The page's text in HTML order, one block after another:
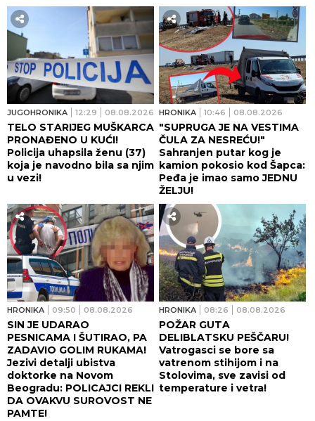
JUGOHRONIKA 12:29 08.08.2026
TELO STARIJEG MUŠKARCA
PRONAĐENO U KUĆI!
Policija uhapsila ženu (37)
koja je navodno bila sa njim
u vezi!
HRONIKA 10:46 08.08.2026
"SUPRUGA JE NA VESTIMA
ČULA ZA NESREĆU!"
Sahranjen putar kog je
kamion pokosio kod Šapca:
Peđa je imao samo JEDNU
ŽELJU!
HRONIKA 09:50 08.08.2026
SIN JE UDARAO
PESNICAMA I ŠUTIRAO, PA
ZADAVIO GOLIM RUKAMA!
Jezivi detalji ubistva
doktorke na Novom
Beogradu: POLICAJCI REKLI
DA OVAKVU SUROVOST NE
PAMTE!
HRONIKA 08:26 08.08.2026
POŽAR GUTA
DELIBLATSKU PEŠČARU!
Vatrogasci se bore sa
vatrenom stihijom i na
Stolovima, sve zavisi od
temperature i vetra!